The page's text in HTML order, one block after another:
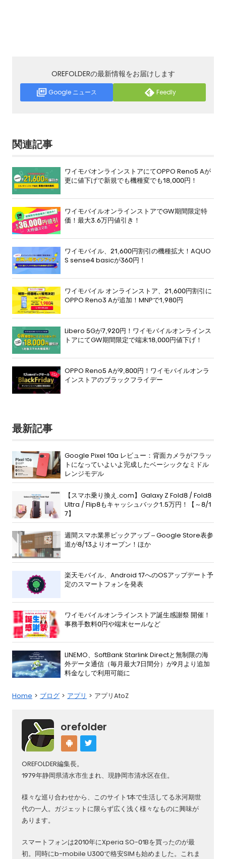
OREFOLDERの最新情報をお届けします
Google ニュース Feedly
関連記事
ワイモバオンラインストアにてOPPO Reno5 Aが
更に値下げで新規でも機種変でも18,000円！
ワイモバイルオンラインストアでGW期間限定特
価！最大3.6万円値引き！
ワイモバイル、21,600円割引の機種拡大！AQUO
S sense4 basicが360円！
ワイモバイル オンラインストア、21,600円割引に
OPPO Reno3 Aが追加！MNPで1,980円
Libero 5Gが7,920円！ワイモバイルオンラインス
トアにてGW期間限定で端末18,000円値下げ！
OPPO Reno5 Aが9,800円！ワイモバイルオンラ
インストアのブラックフライデー
最新記事
Google Pixel 10a レビュー：背面カメラがフラッ
トになっていよいよ完成したベーシックなミドル
レンジモデル
【スマホ乗り換え.com】Galaxy Z Fold8 / Fold8
Ultra / Flip8もキャッシュバック1.5万円！【～8/1
7】
週間スマホ業界ピックアップ – Google Store表参
道が8/13よりオープン！ほか
楽天モバイル、Android 17へのOSアップデート予
定のスマートフォンを発表
ワイモバイルオンラインストア誕生感謝祭 開催！
事務手数料0円や端末セールなど
LINEMO、SoftBank Starlink Directと無制限の海
外データ通信（毎月最大7日間分）が9月より追加
料金なしで利用可能に
Home ブログ アプリ アプリAtoZ
orefolder
OREFOLDER編集長。
1979年静岡県清水市生まれ、現静岡市清水区在住。
様々な巡り合わせから、このサイト1本で生活してる氷河期世
代の一人。ガジェットに限らず広く浅く様々なものに興味が
あります。
スマートフォンは2010年にXperia SO-01Bを買ったのが最
初。同時にb-mobile U300で格安SIMも始めました。これま